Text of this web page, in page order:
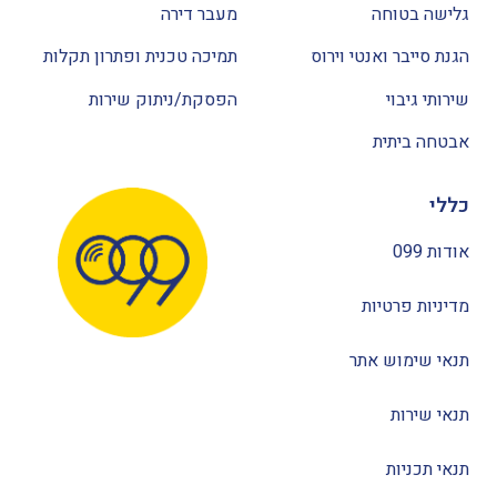
גלישה בטוחה
הגנת סייבר ואנטי וירוס
שירותי גיבוי
אבטחה ביתית
מעבר דירה
תמיכה טכנית ופתרון תקלות
הפסקת/ניתוק שירות
כללי
אודות 099
מדיניות פרטיות
תנאי שימוש אתר
תנאי שירות
תנאי תכניות